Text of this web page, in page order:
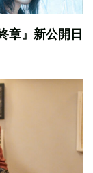
章』新公開日